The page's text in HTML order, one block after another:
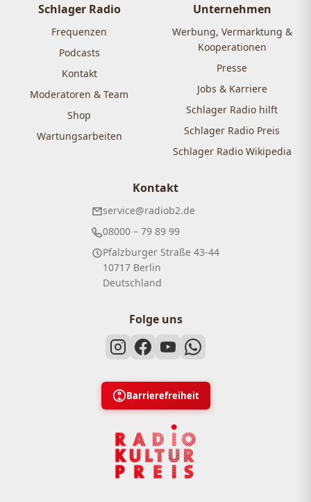
Schlager Radio
Frequenzen
Podcasts
Kontakt
Moderatoren & Team
Shop
Wartungsarbeiten
Unternehmen
Werbung, Vermarktung &
Kooperationen
Presse
Jobs & Karriere
Schlager Radio hilft
Schlager Radio Preis
Schlager Radio Wikipedia
Kontakt
service@radiob2.de
08000 – 79 89 99
Pfalzburger Straße 43-44
10717 Berlin
Deutschland
Folge uns
Barrierefreiheit